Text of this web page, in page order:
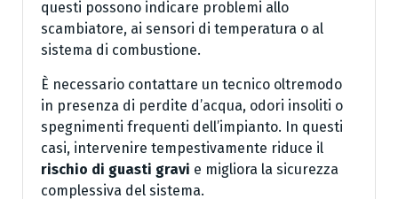
questi possono indicare problemi allo
scambiatore, ai sensori di temperatura o al
sistema di combustione.
È necessario contattare un tecnico oltremodo
in presenza di perdite d’acqua, odori insoliti o
spegnimenti frequenti dell’impianto. In questi
casi, intervenire tempestivamente riduce il
rischio di guasti gravi e migliora la sicurezza
complessiva del sistema.